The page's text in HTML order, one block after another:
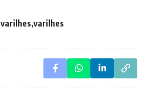
varilhes